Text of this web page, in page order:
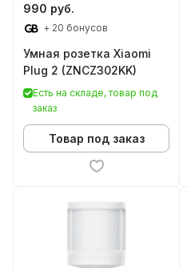
990 руб.
+ 20 бонусов
Умная розетка Xiaomi
Plug 2 (ZNCZ302KK)
Есть на складе, товар под
заказ
Товар под заказ